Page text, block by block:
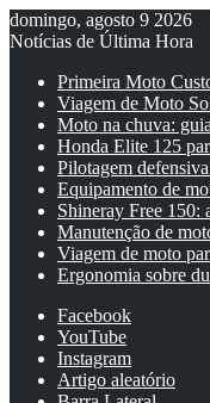
domingo, agosto 9 2026
Notícias de Última Hora
Primeira Moto
Viagem de Moto
Moto na chuva:
Honda Elite 125
Pilotagem
Equipamento de
Shineray Free 150:
Manutenção de
Viagem de moto
Ergonomia sobre
Facebook
YouTube
Instagram
Artigo aleatório